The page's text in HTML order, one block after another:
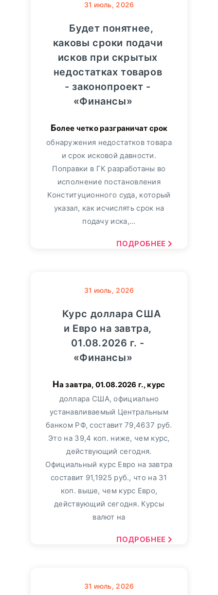
31 июль, 2026
Будет понятнее,
каковы сроки подачи
исков при скрытых
недостатках товаров
- законопроект -
«Финансы»
Более четко разграничат срок
обнаружения недостатков товара
и срок исковой давности.
Поправки в ГК разработаны во
исполнение постановления
Конституционного суда, который
указал, как исчислять срок на
подачу иска,...
ПОДРОБНЕЕ
31 июль, 2026
Курс доллара США
и Евро на завтра,
01.08.2026 г. -
«Финансы»
На завтра, 01.08.2026 г., курс
доллара США, официально
устанавливаемый Центральным
банком РФ, составит 79,4637 руб.
Это на 39,4 коп. ниже, чем курс,
действующий сегодня.
Официальный курс Евро на завтра
составит 91,1925 руб., что на 31
коп. выше, чем курс Евро,
действующий сегодня. Курсы
валют на
ПОДРОБНЕЕ
31 июль, 2026